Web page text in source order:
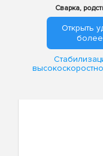
Сварка,
Открыть